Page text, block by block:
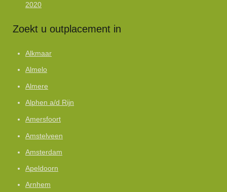
2020
Zoekt u outplacement in
Alkmaar
Almelo
Almere
Alphen a/d Rijn
Amersfoort
Amstelveen
Amsterdam
Apeldoorn
Arnhem